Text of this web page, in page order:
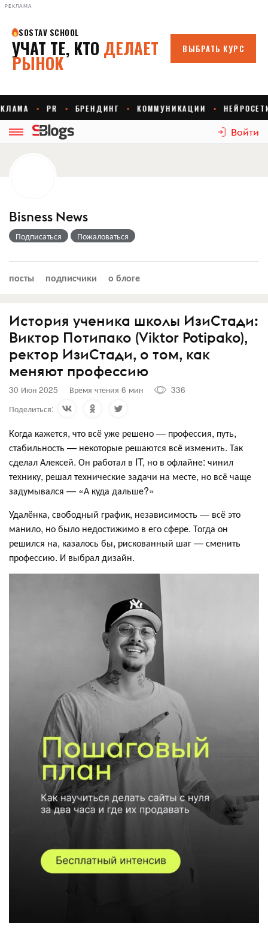
РЕКЛАМА
Войти
Bisness News
Подписаться Пожаловаться
посты подписчики о блоге
История ученика школы ИзиСтади:
Виктор Потипако (Viktor Potipako),
ректор ИзиСтади, о том, как
меняют профессию
30 Июн 2025 Время чтения 6 мин
336
Поделиться:
Когда кажется, что всё уже решено — профессия, путь,
стабильность — некоторые решаются всё изменить. Так
сделал Алексей. Он работал в IT, но в офлайне: чинил
технику, решал технические задачи на месте, но всё чаще
задумывался — «А куда дальше?»
Удалёнка, свободный график, независимость — всё это
манило, но было недостижимо в его сфере. Тогда он
решился на, казалось бы, рискованный шаг — сменить
профессию. И выбрал дизайн.